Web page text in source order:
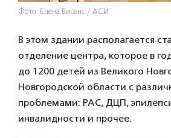
Фото: Елена Висенс / АСИ
В этом здании располагается
отделение центра, которое в
до 1200 детей из Великого
Новгородской области с
проблемами: РАС, ДЦП,
инвалидности и прочее.